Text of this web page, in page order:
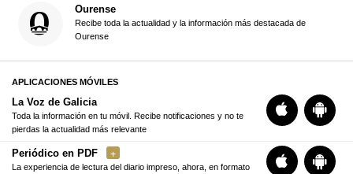
Ourense
Recibe toda la actualidad y la información más destacada de
Ourense
APLICACIONES MÓVILES
La Voz de Galicia
Toda la información en tu móvil. Recibe notificaciones y no te
pierdas la actualidad más relevante
Periódico en PDF
La experiencia de lectura del diario impreso, ahora, en formato